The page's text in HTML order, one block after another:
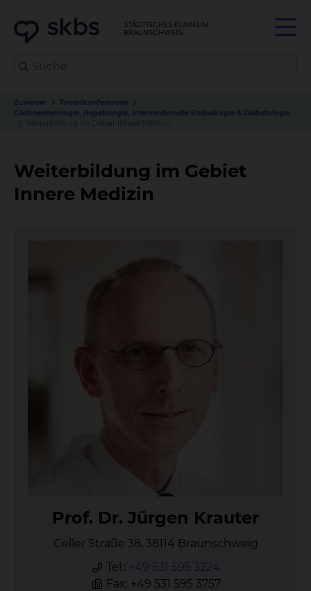
Zuweiser
Tumorkonferenzen
Gastroenterologie, Hepatologie, Interventionelle Endoskopie & Diabetologie
Weiterbildung im Gebiet Innere Medizin
Weiterbildung im Gebiet
Innere Medizin
Prof. Dr. Jür­gen Krau­ter
Celler Straße 38, 38114 Braunschweig
Tel.: +49 531 595 3224
Fax: +49 531 595 3757